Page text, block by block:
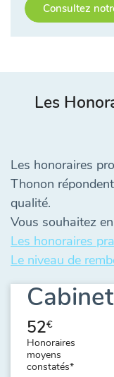
Consultez
Les
Les honoraires
Thonon
qualité.
Vous souhaitez
Les honoraires
Le niveau de
Cabinet
52€
Honoraires
moyens
constatés*